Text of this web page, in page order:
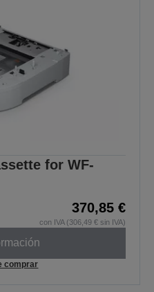
for WF-
370,85 €
con IVA (306,49 € sin IVA)
comprar